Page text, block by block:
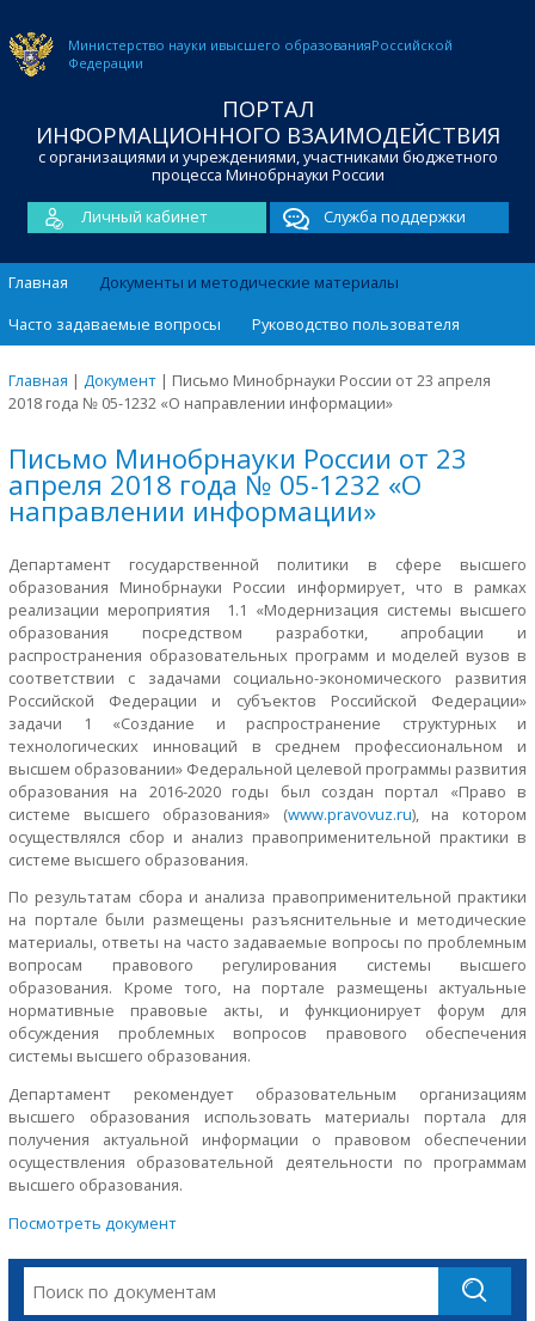
Министерство науки ивысшего образованияРоссийской
Федерации
ПОРТАЛ
ИНФОРМАЦИОННОГО ВЗАИМОДЕЙСТВИЯ
с организациями и учреждениями, участниками бюджетного
процесса Минобрнауки России
Личный кабинет
Служба поддержки
Главная
Документы и методические материалы
Часто задаваемые вопросы
Руководство пользователя
Главная | Документ | Письмо Минобрнауки России от 23 апреля
2018 года № 05-1232 «О направлении информации»
Письмо Минобрнауки России от 23
апреля 2018 года № 05-1232 «О
направлении информации»
Департамент государственной политики в сфере высшего
образования Минобрнауки России информирует, что в рамках
реализации мероприятия 1.1 «Модернизация системы высшего
образования посредством разработки, апробации и
распространения образовательных программ и моделей вузов в
соответствии с задачами социально-экономического развития
Российской Федерации и субъектов Российской Федерации»
задачи 1 «Создание и распространение структурных и
технологических инноваций в среднем профессиональном и
высшем образовании» Федеральной целевой программы развития
образования на 2016-2020 годы был создан портал «Право в
системе высшего образования» (www.pravovuz.ru), на котором
осуществлялся сбор и анализ правоприменительной практики в
системе высшего образования.
По результатам сбора и анализа правоприменительной практики
на портале были размещены разъяснительные и методические
материалы, ответы на часто задаваемые вопросы по проблемным
вопросам правового регулирования системы высшего
образования. Кроме того, на портале размещены актуальные
нормативные правовые акты, и функционирует форум для
обсуждения проблемных вопросов правового обеспечения
системы высшего образования.
Департамент рекомендует образовательным организациям
высшего образования использовать материалы портала для
получения актуальной информации о правовом обеспечении
осуществления образовательной деятельности по программам
высшего образования.
Посмотреть документ